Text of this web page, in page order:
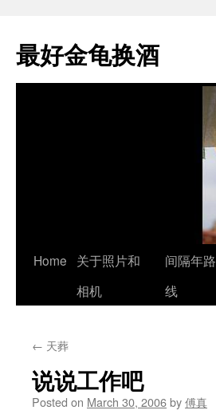
最好金龟换酒
Skip
Home
关于照片和
相机
间隔年路
线
← 天葬
说说工作吧
Posted on March 30, 2006by傅真